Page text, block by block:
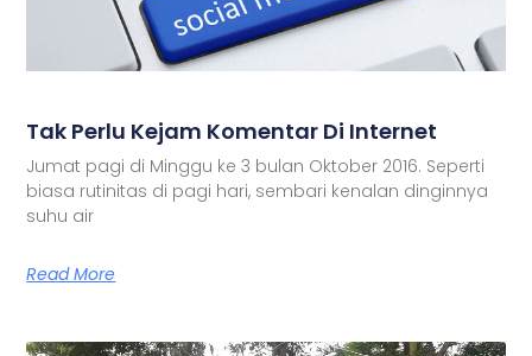
Tak Perlu Kejam Komentar Di Internet
Jumat pagi di Minggu ke 3 bulan Oktober 2016. Seperti
biasa rutinitas di pagi hari, sembari kenalan dinginnya
suhu air
Read More